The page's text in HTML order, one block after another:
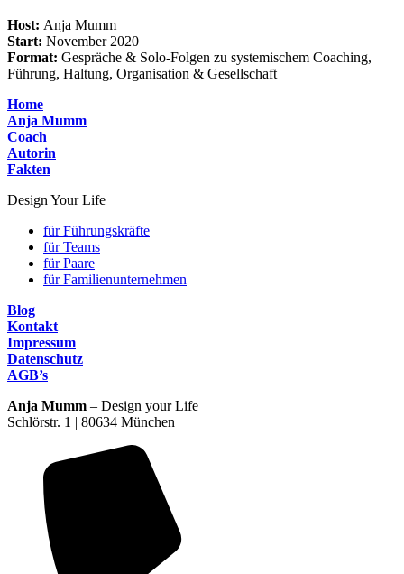
Host: Anja Mumm
Start: November 2020
Format: Gespräche & Solo-Folgen zu systemischem Coaching,
Führung, Haltung, Organisation & Gesellschaft
Home
Anja Mumm
Coach
Autorin
Fakten
Design Your Life
für Führungskräfte
für Teams
für Paare
für Familienunternehmen
Blog
Kontakt
Impressum
Datenschutz
AGB’s
Anja Mumm – Design your Life
Schlörstr. 1 | 80634 München